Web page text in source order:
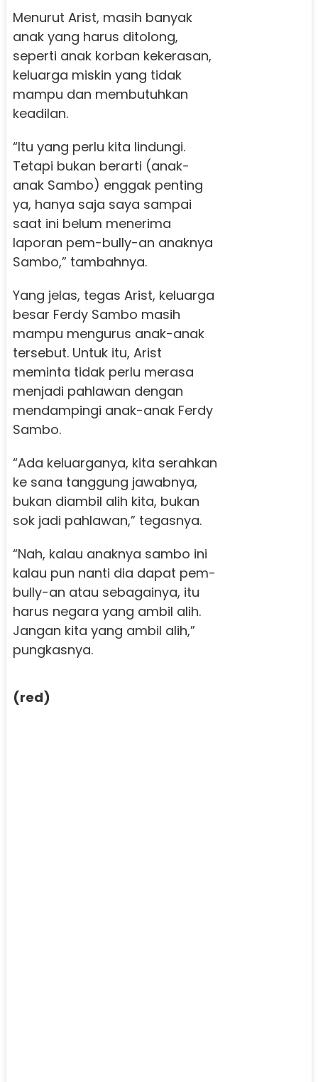
Menurut Arist, masih banyak
anak yang harus ditolong,
seperti anak korban kekerasan,
keluarga miskin yang tidak
mampu dan membutuhkan
keadilan.
“Itu yang perlu kita lindungi.
Tetapi bukan berarti (anak-
anak Sambo) enggak penting
ya, hanya saja saya sampai
saat ini belum menerima
laporan pem-bully-an anaknya
Sambo,” tambahnya.
Yang jelas, tegas Arist, keluarga
besar Ferdy Sambo masih
mampu mengurus anak-anak
tersebut. Untuk itu, Arist
meminta tidak perlu merasa
menjadi pahlawan dengan
mendampingi anak-anak Ferdy
Sambo.
“Ada keluarganya, kita serahkan
ke sana tanggung jawabnya,
bukan diambil alih kita, bukan
sok jadi pahlawan,” tegasnya.
“Nah, kalau anaknya sambo ini
kalau pun nanti dia dapat pem-
bully-an atau sebagainya, itu
harus negara yang ambil alih.
Jangan kita yang ambil alih,”
pungkasnya.
(red)